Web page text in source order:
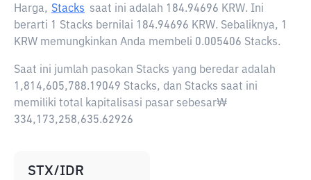
Harga, Stacks saat ini adalah 184.94696 KRW. Ini
berarti 1 Stacks bernilai 184.94696 KRW. Sebaliknya, 1
KRW memungkinkan Anda membeli 0.005406 Stacks.
Saat ini jumlah pasokan Stacks yang beredar adalah
1,814,605,788.19049 Stacks, dan Stacks saat ini
memiliki total kapitalisasi pasar sebesar₩
334,173,258,635.62926
STX/IDR